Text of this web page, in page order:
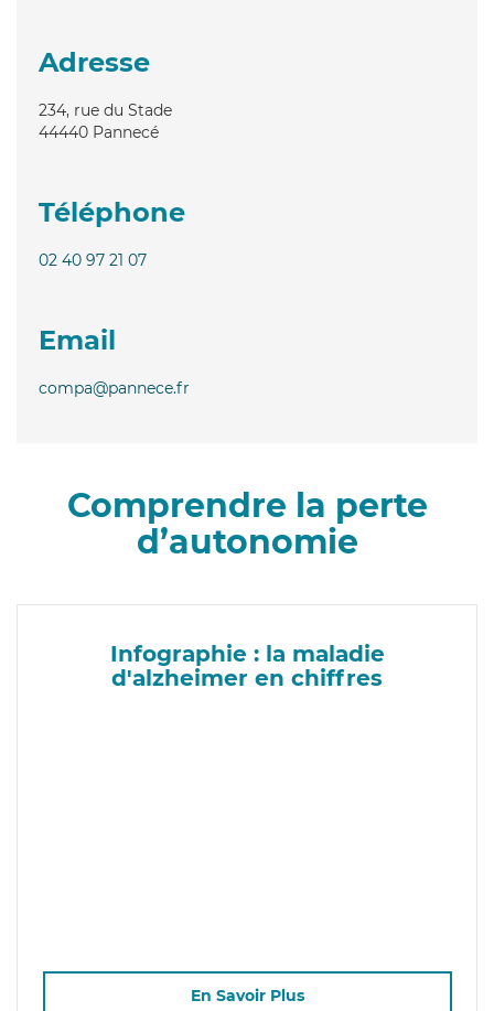
Adresse
234, rue du Stade
44440 Pannecé
Téléphone
02 40 97 21 07
Email
compa@pannece.fr
Comprendre la perte
d’autonomie
Infographie : la maladie
d'alzheimer en chiffres
En Savoir Plus